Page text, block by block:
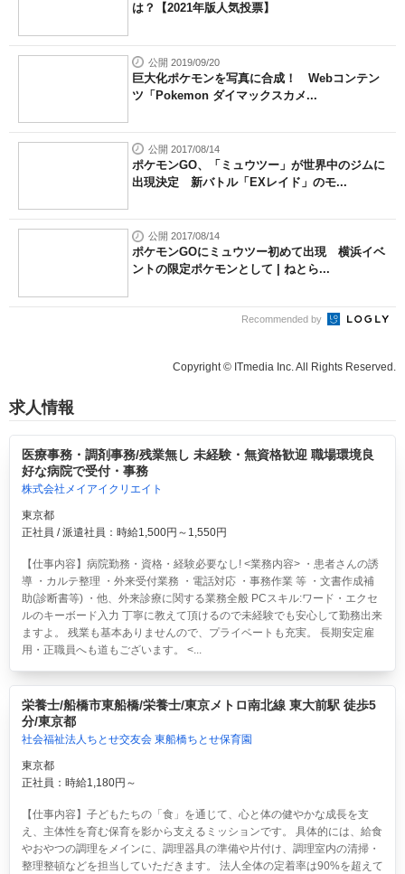
は？【2021年版人気投票】
公開 2019/09/20
巨大化ポケモンを写真に合成！ Webコンテン
ツ「Pokemon ダイマックスカメ...
公開 2017/08/14
ポケモンGO、「ミュウツー」が世界中のジムに
出現決定 新バトル「EXレイド」のモ...
公開 2017/08/14
ポケモンGOにミュウツー初めて出現 横浜イベ
ントの限定ポケモンとして | ねとら...
Recommended by
Copyright © ITmedia Inc. All Rights Reserved.
求人情報
医療事務・調剤事務/残業無し 未経験・無資格歓迎 職場環境良
好な病院で受付・事務
株式会社メイアイクリエイト
東京都
正社員 / 派遣社員：時給1,500円～1,550円
【仕事内容】病院勤務・資格・経験必要なし! <業務内容> ・患者さんの誘
導 ・カルテ整理 ・外来受付業務 ・電話対応 ・事務作業 等 ・文書作成補
助(診断書等) ・他、外来診療に関する業務全般 PCスキル:ワード・エクセ
ルのキーボード入力 丁寧に教えて頂けるので未経験でも安心して勤務出来
ますよ。 残業も基本ありませんので、プライベートも充実。 長期安定雇
用・正職員へも道もございます。 <...
栄養士/船橋市東船橋/栄養士/東京メトロ南北線 東大前駅 徒歩5
分/東京都
社会福祉法人ちとせ交友会 東船橋ちとせ保育園
東京都
正社員：時給1,180円～
【仕事内容】子どもたちの「食」を通じて、心と体の健やかな成長を支
え、主体性を育む保育を影から支えるミッションです。 具体的には、給食
やおやつの調理をメインに、調理器具の準備や片付け、調理室内の清掃・
整理整頓などを担当していただきます。 法人全体の定着率は90%を超えて